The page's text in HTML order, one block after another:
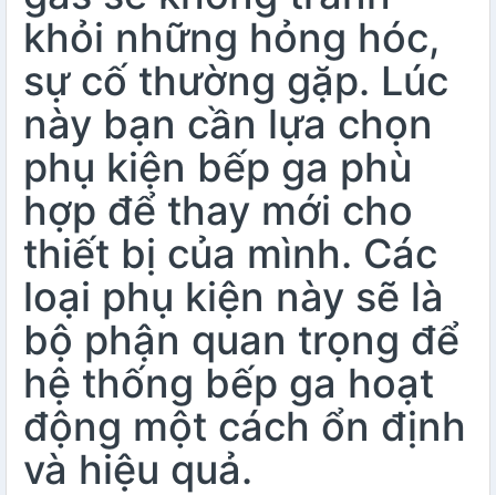
khỏi những hỏng hóc,
sự cố thường gặp. Lúc
này bạn cần lựa chọn
phụ kiện bếp ga phù
hợp để thay mới cho
thiết bị của mình. Các
loại phụ kiện này sẽ là
bộ phận quan trọng để
hệ thống bếp ga hoạt
động một cách ổn định
và hiệu quả.